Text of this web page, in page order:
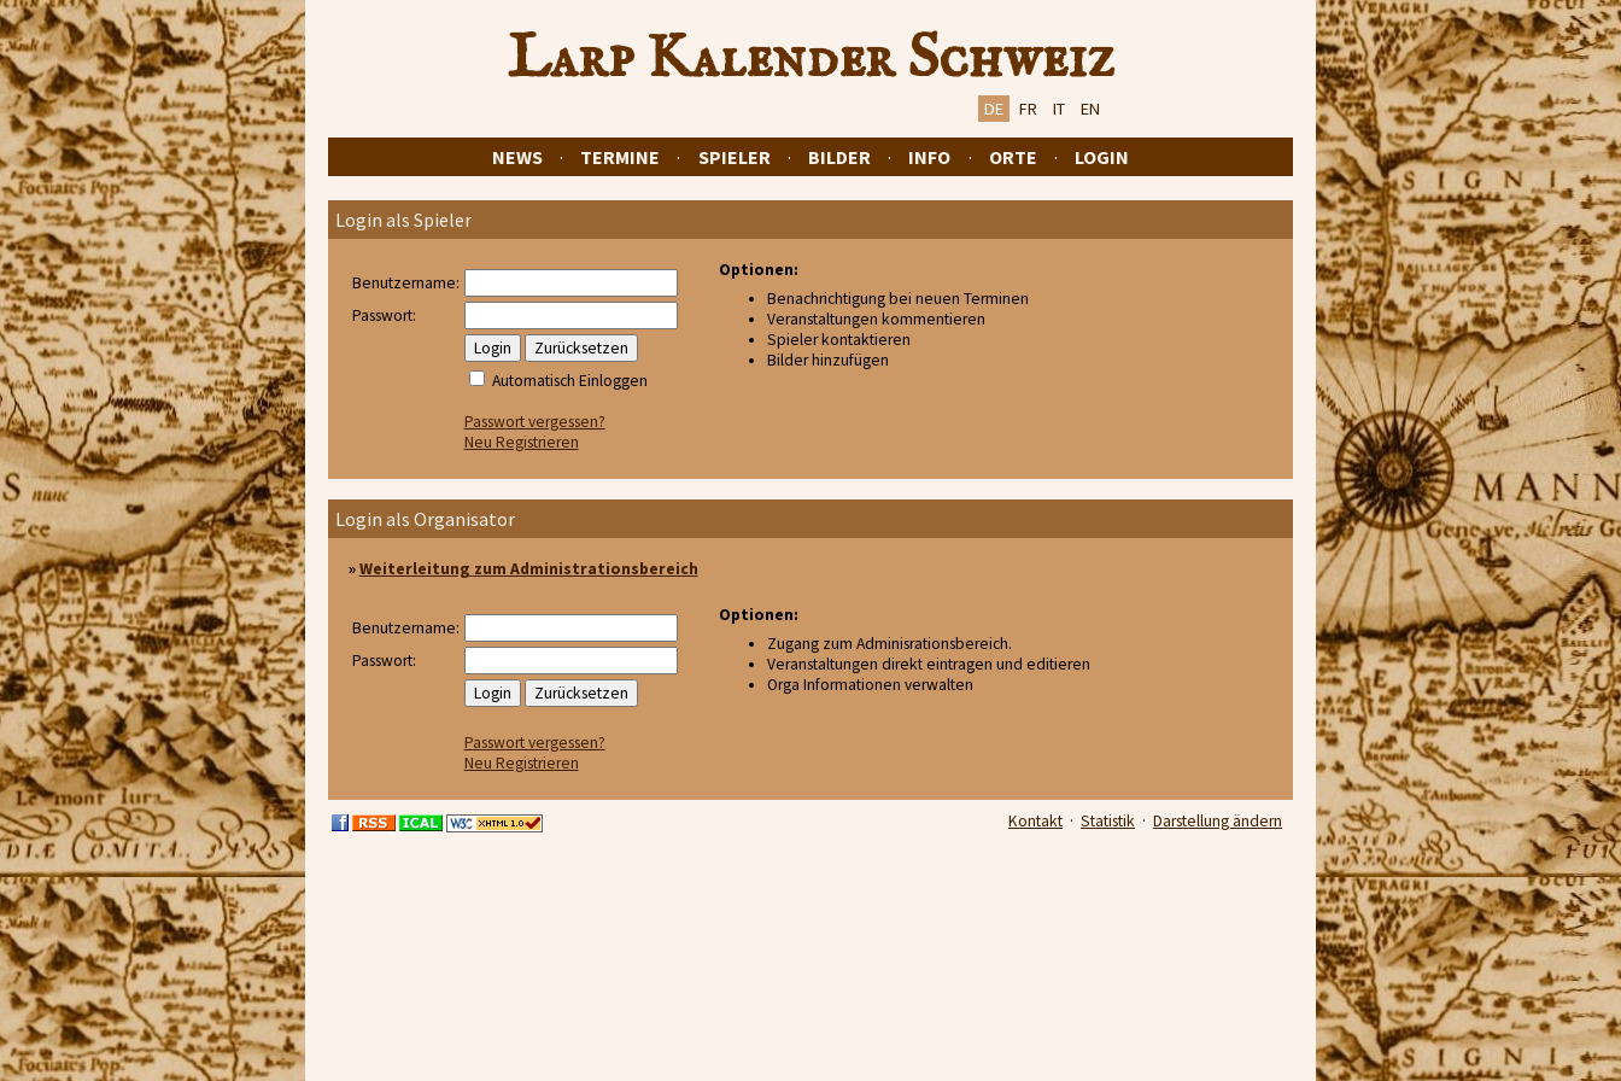
Larp Kalender Schweiz
DE FR IT EN
NEWS · TERMINE · SPIELER · BILDER · INFO · ORTE · LOGIN
Login als Spieler
Benutzername:
Passwort:
Automatisch Einloggen
Passwort vergessen?
Neu Registrieren
Optionen:
Benachrichtigung bei neuen Terminen
Veranstaltungen kommentieren
Spieler kontaktieren
Bilder hinzufügen
Login als Organisator
»Weiterleitung zum Administrationsbereich
Benutzername:
Passwort:
Passwort vergessen?
Neu Registrieren
Optionen:
Zugang zum Adminisrationsbereich.
Veranstaltungen direkt eintragen und editieren
Orga Informationen verwalten
Kontakt · Statistik · Darstellung ändern